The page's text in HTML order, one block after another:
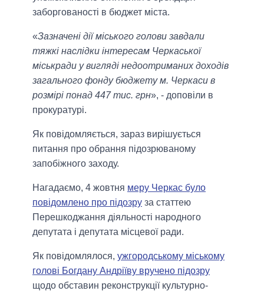
заборгованості в бюджет міста.
«Зазначені дії міського голови завдали
тяжкі наслідки інтересам Черкаської
міськради у вигляді недоотриманих доходів
загального фонду бюджету м. Черкаси в
розмірі понад 447 тис. грн», - доповіли в
прокуратурі.
Як повідомляється, зараз вирішується
питання про обрання підозрюваному
запобіжного заходу.
Нагадаємо, 4 жовтня меру Черкас було
повідомлено про підозру за статтею
Перешкоджання діяльності народного
депутата і депутата місцевої ради.
Як повідомлялося, ужгородському міському
голові Богдану Андріїву вручено підозру
щодо обставин реконструкції культурно-